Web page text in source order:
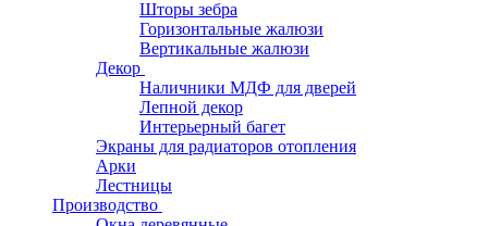
Шторы зебра
Горизонтальные жалюзи
Вертикальные жалюзи
Декор
Наличники МДФ для дверей
Лепной декор
Интерьерный багет
Экраны для радиаторов отопления
Арки
Лестницы
Производство